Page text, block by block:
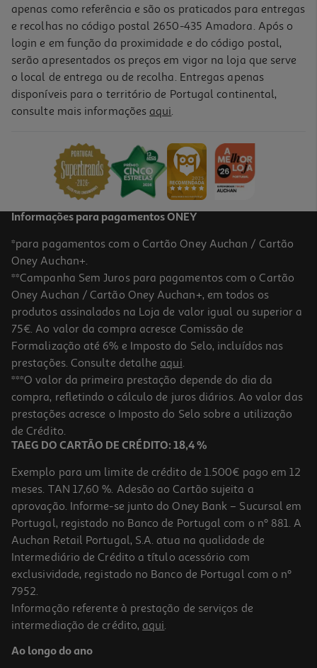
apenas como referência e são os praticados para entregas
e recolhas no código postal 2650-435 Amadora. Após o
login e em função da proximidade e do código postal,
serão apresentados os preços em vigor na loja que serve
o local de entrega ou de recolha. Entregas apenas
disponíveis para o território de Portugal continental,
consulte mais informações aqui.
Informações para pagamentos ONEY
*para pagamentos com o Cartão Oney Auchan / Cartão
Oney Auchan+.
**Campanha Sem Juros para pagamentos com o Cartão
Oney Auchan / Cartão Oney Auchan+, em todos os
produtos assinalados na Loja de valor igual ou superior a
75€. Ao valor da compra acresce Comissão de
Formalização até 6% e Imposto do Selo, incluídos nas
prestações. Consulte detalhe aqui.
***O valor da primeira prestação depende do dia da
compra, refletindo o cálculo de juros diários. Ao valor das
prestações acresce o Imposto do Selo sobre a utilização
de Crédito.
TAEG DO CARTÃO DE CRÉDITO: 18,4 %
Exemplo para um limite de crédito de 1.500€ pago em 12
meses. TAN 17,60 %. Adesão ao Cartão sujeita a
aprovação. Informe-se junto do Oney Bank – Sucursal em
Portugal, registado no Banco de Portugal com o nº 881. A
Auchan Retail Portugal, S.A. atua na qualidade de
Intermediário de Crédito a título acessório com
exclusividade, registado no Banco de Portugal com o nº
7952.
Informação referente à prestação de serviços de
intermediação de crédito, aqui.
Ao longo do ano